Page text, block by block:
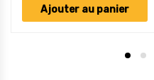
Ajouter au panier